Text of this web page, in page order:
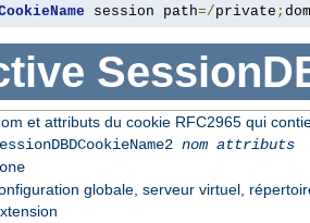
session path=/private ;
et attributs du cookie RFC2965 qui
nom attributs
globale, serveur virtuel,